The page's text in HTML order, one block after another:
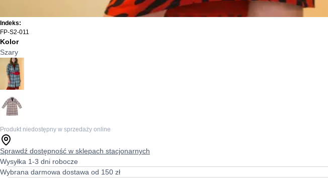
Indeks:
FP-S2-011
Kolor
Szary
Produkt niedostępny w sprzedaży online
Sprawdź dostępność w sklepach stacjonarnych
Wysyłka 1-3 dni robocze
Wybrana darmowa dostawa od 150 zł